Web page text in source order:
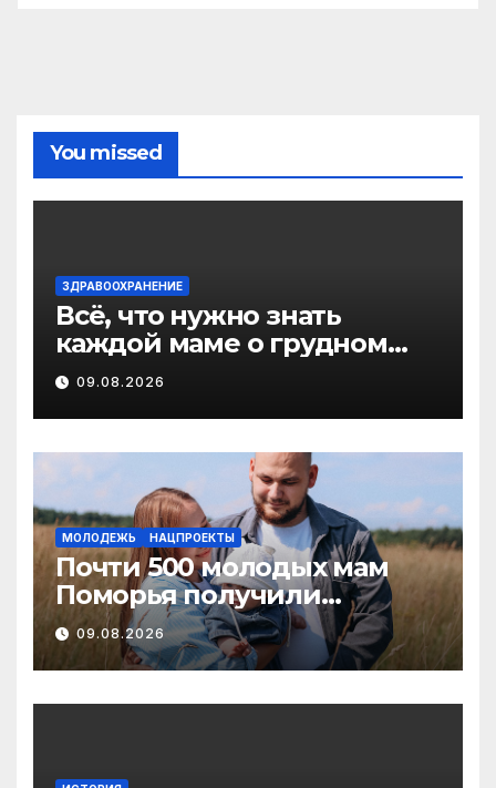
You missed
ЗДРАВООХРАНЕНИЕ
Всё, что нужно знать
каждой маме о грудном
вскармливании
09.08.2026
МОЛОДЕЖЬ НАЦПРОЕКТЫ
Почти 500 молодых мам
Поморья получили
господдержку при
рождении первого ребенка
09.08.2026